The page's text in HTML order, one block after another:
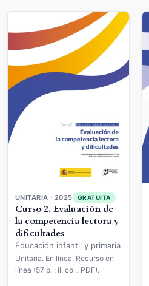
UNITARIA · 2025 GRATUITA
Curso 2. Evaluación de
la competencia lectora y
dificultades
Educación infantil y primaria
Unitaria. En línea. Recurso en
línea (57 p. : il. col., PDF).